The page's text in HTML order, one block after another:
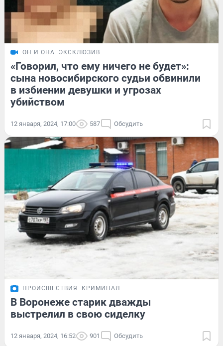
ОН И ОНА ЭКСКЛЮЗИВ
«Говорил, что ему ничего не будет»:
сына новосибирского судьи обвинили
в избиении девушки и угрозах
убийством
12 января, 2024, 17:00 587 Обсудить
ПРОИСШЕСТВИЯ КРИМИНАЛ
В Воронеже старик дважды
выстрелил в свою сиделку
12 января, 2024, 16:52 901 Обсудить